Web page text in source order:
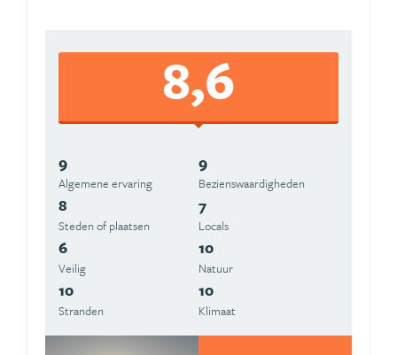
8,6
9
Algemene ervaring
9
Beziens­waardigheden
8
Steden of plaatsen
7
Locals
6
Veilig
10
Natuur
10
Stranden
10
Klimaat